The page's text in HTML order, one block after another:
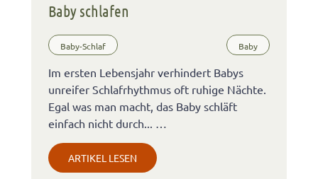
Baby schlafen
Baby-Schlaf Baby
Im ersten Lebensjahr verhindert Babys
unreifer Schlafrhythmus oft ruhige Nächte.
Egal was man macht, das Baby schläft
einfach nicht durch... …
ARTIKEL LESEN